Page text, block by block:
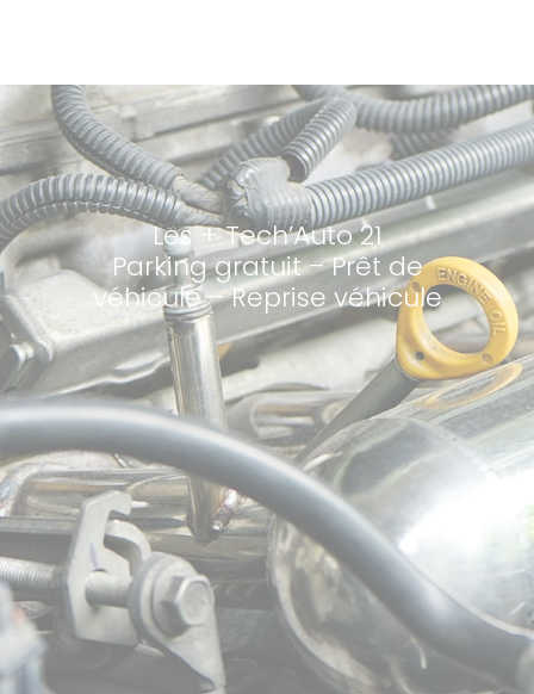
Les + Tech’Auto 21
Parking gratuit – Prêt de
véhicule – Reprise véhicule